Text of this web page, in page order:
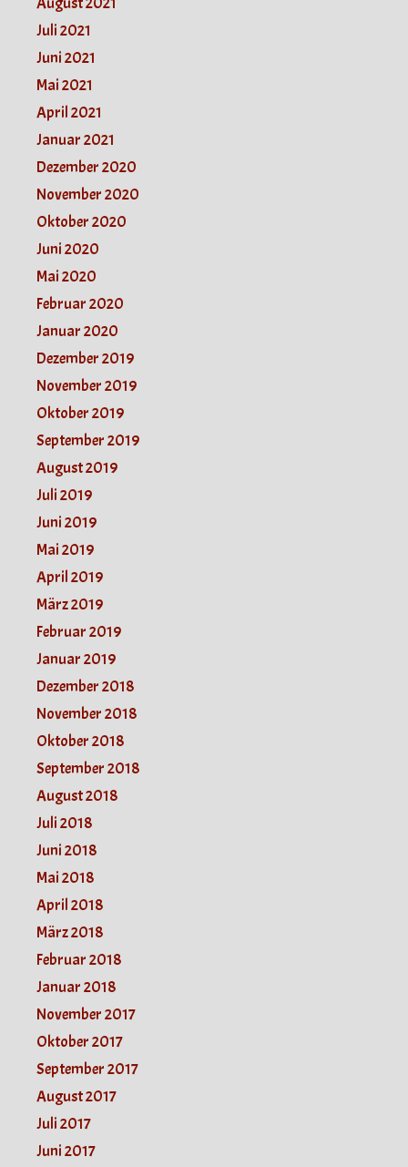
Juli 2021
Juni 2021
Mai 2021
April 2021
Januar 2021
Dezember 2020
November 2020
Oktober 2020
Juni 2020
Mai 2020
Februar 2020
Januar 2020
Dezember 2019
November 2019
Oktober 2019
September 2019
August 2019
Juli 2019
Juni 2019
Mai 2019
April 2019
März 2019
Februar 2019
Januar 2019
Dezember 2018
November 2018
Oktober 2018
September 2018
August 2018
Juli 2018
Juni 2018
Mai 2018
April 2018
März 2018
Februar 2018
Januar 2018
November 2017
Oktober 2017
September 2017
August 2017
Juli 2017
Juni 2017